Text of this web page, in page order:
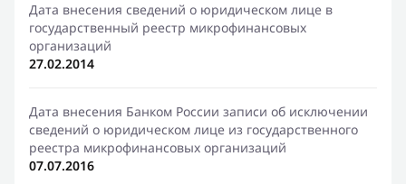
Дата внесения сведений о юридическом лице в
государственный реестр микрофинансовых
организаций
27.02.2014
Дата внесения Банком России записи об исключении
сведений о юридическом лице из государственного
реестра микрофинансовых организаций
07.07.2016